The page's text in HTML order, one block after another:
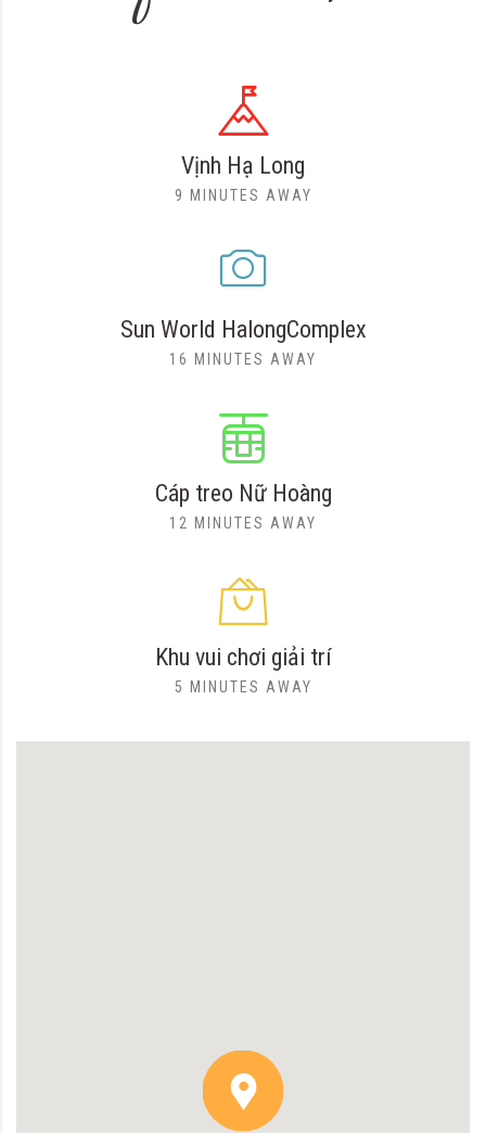
Vịnh Hạ Long
9 MINUTES AWAY
Sun World HalongComplex
16 MINUTES AWAY
Cáp treo Nữ Hoàng
12 MINUTES AWAY
Khu vui chơi giải trí
5 MINUTES AWAY